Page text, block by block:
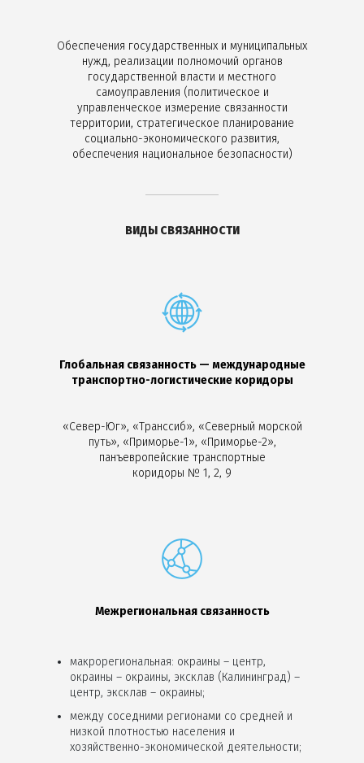
Обеспечения государственных и муниципальных
нужд, реализации полномочий органов
государственной власти и местного
самоуправления (политическое и
управленческое измерение связанности
территории, стратегическое планирование
социально-экономического развития,
обеспечения национальное безопасности)
ВИДЫ СВЯЗАННОСТИ
Глобальная связанность — международные
транспортно-логистические коридоры
«Север-Юг», «Транссиб», «Северный морской
путь», «Приморье-1», «Приморье-2»,
панъевропейские транспортные
коридоры № 1, 2, 9
Межрегиональная связанность
макрорегиональная: окраины – центр,
окраины – окраины, эксклав (Калининград) –
центр, эксклав – окраины;
между соседними регионами со средней и
низкой плотностью населения и
хозяйственно-экономической деятельности;